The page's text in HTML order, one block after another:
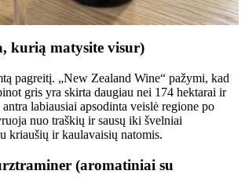
kurią matysite visur)
pagreitį. „New Zealand Wine“ pažymi, kad
gris yra skirta daugiau nei 174 hektarai ir
labiausiai apsodinta veislė regione po
nuo traškių ir sausų iki švelniai
kriaušių ir kaulavaisių natomis.
(aromatiniai su